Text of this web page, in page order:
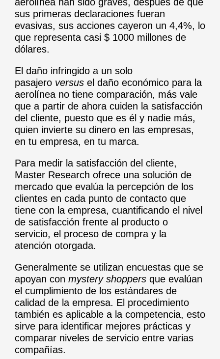
sus primeras declaraciones fueran
evasivas, sus acciones cayeron un 4,4%, lo
que representa casi $ 1000 millones de
dólares.
El daño infringido a un solo
pasajero versus el daño económico para la
aerolínea no tiene comparación, más vale
que a partir de ahora cuiden la satisfacción
del cliente, puesto que es él y nadie más,
quien invierte su dinero en las empresas,
en tu empresa, en tu marca.
Para medir la satisfacción del cliente,
Master Research ofrece una solución de
mercado que evalúa la percepción de los
clientes en cada punto de contacto que
tiene con la empresa, cuantificando el nivel
de satisfacción frente al producto o
servicio, el proceso de compra y la
atención otorgada.
Generalmente se utilizan encuestas que se
apoyan con mystery shoppers que evalúan
el cumplimiento de los estándares de
calidad de la empresa. El procedimiento
también es aplicable a la competencia, esto
sirve para identificar mejores prácticas y
comparar niveles de servicio entre varias
compañías.